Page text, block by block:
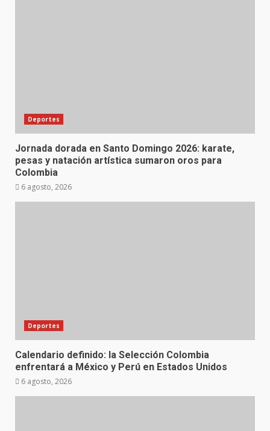
Deportes
Jornada dorada en Santo Domingo 2026: karate,
pesas y natación artística sumaron oros para
Colombia
6 agosto, 2026
Deportes
Calendario definido: la Selección Colombia
enfrentará a México y Perú en Estados Unidos
6 agosto, 2026